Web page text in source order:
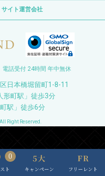
サイト運営会社
電話受付 24時間 年中無休
日本橋堀留町1-8-11
形町駅」徒歩3分
駅」徒歩6分
Right Reserved.
0
ト キャンペーン フリーレント